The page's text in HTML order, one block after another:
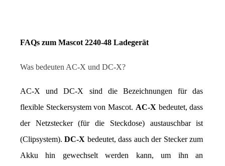
FAQs zum Mascot 2240-48 Ladegerät
Was bedeuten AC-X und DC-X?
AC-X und DC-X sind die Bezeichnungen für das
flexible Steckersystem von Mascot. AC-X bedeutet, dass
der Netzstecker (für die Steckdose) austauschbar ist
(Clipsystem). DC-X bedeutet, dass auch der Stecker zum
Akku hin gewechselt werden kann, um ihn an